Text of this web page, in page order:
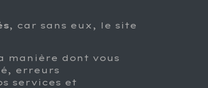
, car sans eux, le site
manière dont vous
erreurs
services et